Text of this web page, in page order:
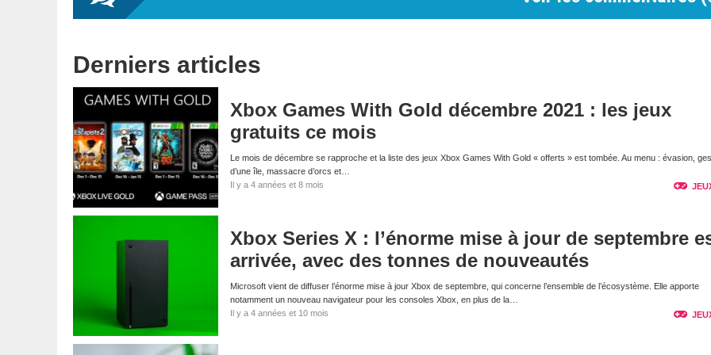
Derniers articles
Xbox Games With Gold décembre 2021 : les jeux
gratuits ce mois
Le mois de décembre se rapproche et la liste des jeux Xbox Games With Gold « offerts » est tombée. Au menu : évasion,
d’une île, massacre d’orcs et…
Il y a 4 années et 8 mois
Xbox Series X : l’énorme mise à jour de septembre
arrivée, avec des tonnes de nouveautés
Microsoft vient de diffuser l’énorme mise à jour Xbox de septembre, qui concerne l’ensemble de l’écosystème. Elle apporte
notamment un nouveau navigateur pour les consoles Xbox, en plus de la…
Il y a 4 années et 10 mois